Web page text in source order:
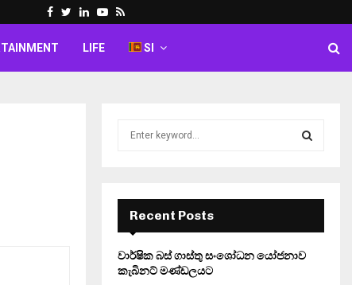
Facebook
Twitter
LinkedinYoutube
Rss
LIFE SI
r
:
E
A
R
Recent Posts
වාර්ෂික බස් ගාස්තු සංශෝධන යෝජනාව
කැබිනට් මණ්ඩලයට